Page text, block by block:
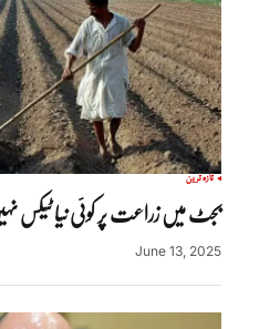
تازہ ترین
بجٹ میں زراعت پر کوئی نیا ٹیکس نہیں
June 13, 2025